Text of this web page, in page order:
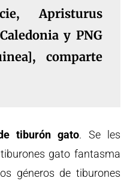
Apristurus
y PNG
comparte
tiburón gato. Se les
gato fantasma
géneros de tiburones